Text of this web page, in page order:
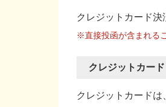
クレジットカード
※直接投函が含まれる
クレジットカード
クレジットカード